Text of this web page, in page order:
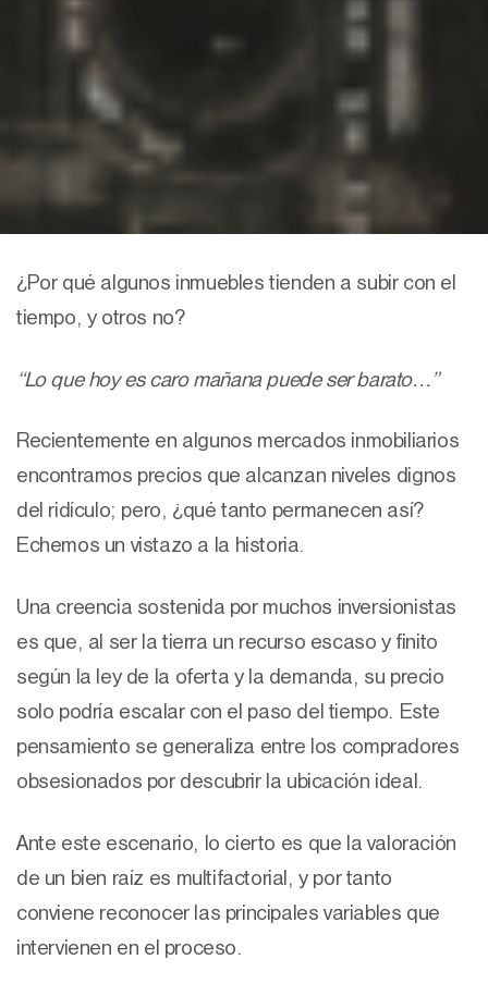
¿Por qué algunos inmuebles tienden a subir con el
tiempo, y otros no?
“Lo que hoy es caro mañana puede ser barato…”
Recientemente en algunos mercados inmobiliarios
encontramos precios que alcanzan niveles dignos
del ridículo; pero, ¿qué tanto permanecen así?
Echemos un vistazo a la historia.
Una creencia sostenida por muchos inversionistas
es que, al ser la tierra un recurso escaso y finito
según la ley de la oferta y la demanda, su precio
solo podría escalar con el paso del tiempo. Este
pensamiento se generaliza entre los compradores
obsesionados por descubrir la ubicación ideal.
Ante este escenario, lo cierto es que la valoración
de un bien raíz es multifactorial, y por tanto
conviene reconocer las principales variables que
intervienen en el proceso.